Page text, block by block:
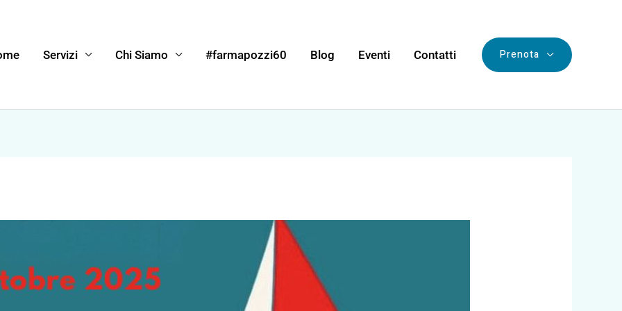
Servizi Chi Siamo #farmapozzi60 Blog Eventi Contatti Prenota